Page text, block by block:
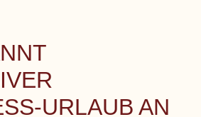
URLAUB AN